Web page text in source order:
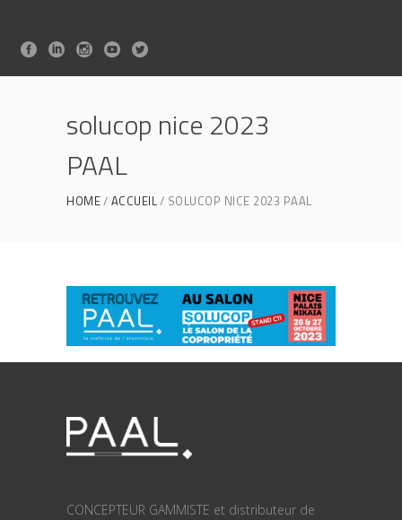
solucop nice 2023
PAAL
HOME ACCUEIL SOLUCOP NICE 2023 PAAL
CONCEPTEUR GAMMISTE et distributeur de